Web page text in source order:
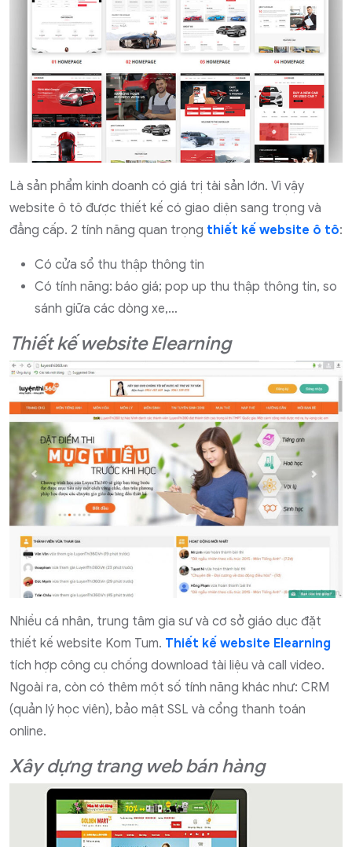
Là sản phẩm kinh doanh có giá trị tài sản lớn. Vì vậy
website ô tô được thiết kế có giao diện sang trọng và
đẳng cấp. 2 tính năng quan trọng thiết kế website ô tô:
Có cửa sổ thu thập thông tin
Có tính năng: báo giá; pop up thu thập thông tin, so
sánh giữa các dòng xe,…
Thiết kế website Elearning
Nhiều cá nhân, trung tâm gia sư và cơ sở giáo dục đặt
thiết kế website Kom Tum. Thiết kế website Elearning
tích hợp công cụ chống download tài liệu và call video.
Ngoài ra, còn có thêm một số tính năng khác như: CRM
(quản lý học viên), bảo mật SSL và cổng thanh toán
online.
Xây dựng trang web bán hàng